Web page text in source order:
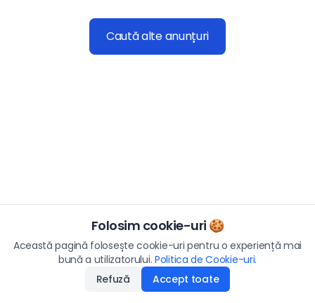
Caută alte anunțuri
Folosim cookie-uri 🍪
Această pagină folosește cookie-uri pentru o experiență mai
bună a utilizatorului. Politica de Cookie-uri.
Refuză
Accept toate